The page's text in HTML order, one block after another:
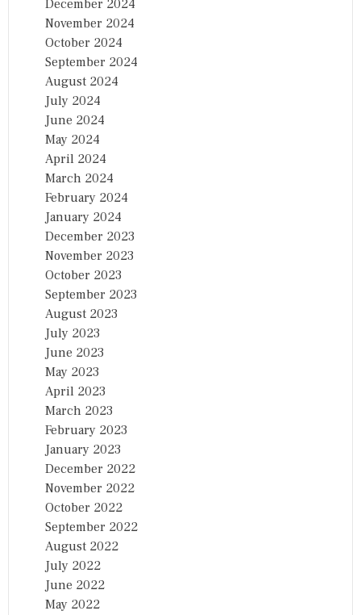
December 2024
November 2024
October 2024
September 2024
August 2024
July 2024
June 2024
May 2024
April 2024
March 2024
February 2024
January 2024
December 2023
November 2023
October 2023
September 2023
August 2023
July 2023
June 2023
May 2023
April 2023
March 2023
February 2023
January 2023
December 2022
November 2022
October 2022
September 2022
August 2022
July 2022
June 2022
May 2022